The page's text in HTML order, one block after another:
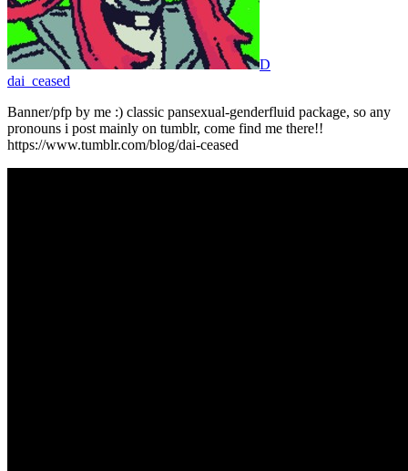
D
dai_ceased
Banner/pfp by me :) classic pansexual-genderfluid package, so any
pronouns i post mainly on tumblr, come find me there!!
https://www.tumblr.com/blog/dai-ceased